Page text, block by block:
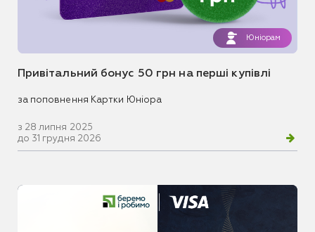
Юніорам
Привітальний бонус 50 грн на перші купівлі
за поповнення Картки Юніора
з 28 липня 2025
до 31 грудня 2026